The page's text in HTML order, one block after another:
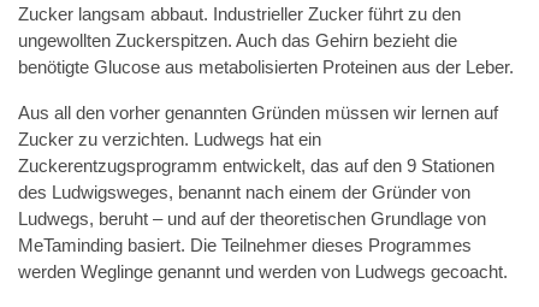
Zucker langsam abbaut. Industrieller Zucker führt zu den
ungewollten Zuckerspitzen. Auch das Gehirn bezieht die
benötigte Glucose aus metabolisierten Proteinen aus der Leber.
Aus all den vorher genannten Gründen müssen wir lernen auf
Zucker zu verzichten. Ludwegs hat ein
Zuckerentzugsprogramm entwickelt, das auf den 9 Stationen
des Ludwigsweges, benannt nach einem der Gründer von
Ludwegs, beruht – und auf der theoretischen Grundlage von
MeTaminding basiert. Die Teilnehmer dieses Programmes
werden Weglinge genannt und werden von Ludwegs gecoacht.